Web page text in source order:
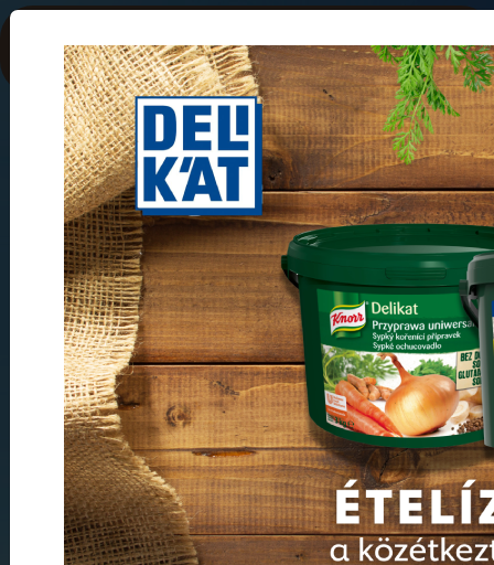
KISZÁLLÍTÁSI
TELEPÜLÉS LISTA
Főoldal Kiszállítási település lista